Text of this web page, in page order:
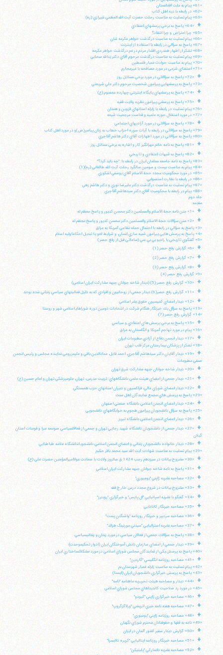
«61» پيام به ملت افغانستان
«62» در رابطه با ديه اهل كتاب
«63» پيام تسليت به مناسبت رحلت حضرت آيت الله العظمي شيرازي (ره)
+
«64» پاسخ به برخي پرسشهاي اعتقادي
«65» چرا اعتراض و چرا انتقاد؟
«66» پيام تسليت به مناسبت درگذشت خواهر مكرمه شان
«67» پاسخ به سؤالي در رابطه با استفاده از اينترنت
«68» تشكر از اظهار همدردي اقشار مردم در غم درگذشت خواهر مكرمه
«69» پيام تسليت به مناسبت درگذشت مرحوم آقاي دكتر يدالله سحابي
«70» پيام به مناسبت حوادث غمبار فلسطين
«71» استفتاي شرعي در مورد مصافحه با غيرمحارم
+
«72» پاسخ به سؤالاتي در مورد برخي مسائل روز
«73» پاسخ به پرسشهايي پيرامون شخصيت مرحوم دكتر علي شريعتي
+ «74» پاسخ به پرسشهاي پايگاه اينترنتي چهارده معصوم (ع)
+
«75» پاسخ به پرسشي پيرامون نظريه ولايت فقيه
«76» پيام تسليت در رابطه با زلزله استانهاي قزوين و همدان
«77» در مورد استقلال حوزه علميه و قداست مرجعيت شيعه
+
«78» پاسخ به سؤالاتي در مورد آزاديهاي اجتماعي
«79» پاسخ به سؤالاتي در رابطه با آيات سوره احزاب خطاب به زنان پيامبر(ص)و در مورد اهل كتاب
«80» پاسخ به سؤالاتي در مورد اظهارات آقاي دكتر هاشم آقاجري
+ «81» پاسخ به نامه خانم مهرانگيز كار و اشاره به برخي مسائل روز
+
«82» پاسخ به شبهات اعتقادي و تاريخي
«83» پاسخ به نامه جامعه معلمان ايران در رابطه با: "چه بايد كرد؟"
«84» پيام به مناسبت بيست و سومين سالگرد رحلت آيت الله طالقاني (ره)(1)
«85» در مورد محكوميت مجدد حجة الاسلام آقاي يوسفي اشكوري
«86» در رابطه با نظارت استصوابي
«87» پيام تسليت به مناسبت درگذشت دكتر عليرضا نوري و دكتر هاشم زهي
«88» پيام در رابطه با محكوميت آقاي دكتر سيدهاشم آقاجري
جلد دوم
مقدمه:
+ «1» متن نامه حجة الاسلام والمسلمين دكتر محسن كديور و پاسخ معظم له
+
«2» متن سؤالات حجة الاسلام والمسلمين دكتر محسن كديور و پاسخ معظم له
«3» پاسخ به سؤالي در رابطه با احتمال حمله نظامي آمريكا به عراق
«4» پاسخ به پرسش هايي پيرامون شبيه سازي انسان، و شرايط لغو يا تبديل احكاماوليه اسلام
«5» گفتگوي تاريخي با راديو بي بي سي (ساعاتي قبل از رفع حصر)
+ «6» گزارش رفع حصر (1)
+ «7» گزارش رفع حصر (2)
+
«8» گزارش رفع حصر (3)
«9» گزارش رفع حصر (4)
+ «10» گزارش رفع حصر (5) (ديدار شاخه جوانان جبهه مشاركت ايران اسلامي)
+ «11» گزارش رفع حصر(6) ديدار جمعي از روحانيون و افرادي كه به دليل فعاليتهاي سياسي زنداني شده بودند.
+
«12» ديدار اعضاي كميسيون حقوق بشر اسلامي
«13» پاسخ به سؤال يك خبرنگار هنگام شركت در انتخابات دومين دوره شوراهاياسلامي شهر و روستا
«14» گزارش رفع حصر (7)
+
«15» پاسخ به برخي پرسش هاي اعتقادي و سياسي
«16» پيام در مورد تهاجم آمريكا و انگلستان به عراق
+
«17» ديدار انجمن دفاع از آزادي مطبوعات ايران
«18» تشكر از پزشكان بيمارستان مركز قلب تهران
+
«19» ديدار آقايان دكتر سيدهاشم آقاجري، احمد قابل، عمادالدين باقي و عليمزروعي نماينده مجلس و رئيس انجمن
صنفي مطبوعات
+ «20» ديدار شاخه جوانان جبهه مشاركت شرق تهران
+ «21» ديدار جمعي از اعضاي هيئت علمي دانشگاههاي: تربيت مدرس، تهران، علومپزشكي تهران و امام حسين (ع)
+
«22» ديدار اعضاي شوراي عالي، فراكسيون و دبيران استانهاي حزب همبستگي
«23» پاسخ به پرسش هاي مجمع نمايندگان اهل سنت
+
«24» ديدار اعضاي انجمن اسلامي دانشگاه صنعتي اصفهان
«25» پاسخ به سؤال دانشجويان پيرامون هجوم به خوابگاههاي دانشجويي
+ «26» ديدار اعضاي انجمن اسلامي دانشگاه تبريز
+
«27» ديدار جمعي از دانشجويان دانشگاه شهيد رجايي تهران و جمعي از فعالانسياسي صومعه سرا و فومنات استان
گيلان
+
«28» ديدار خانواده دانشجويان زنداني و اعضاي انجمن اسلامي دانشجوياندانشگاه علامه طباطبايي
«29» پيام تسليت به مناسبت شهادت آيت الله سيد محمد باقر حكيم
+ «30» مشروح بيانات در سيزدهم رجب 1424 ق سالروز ولادت با سعادت مولااميرالمؤمنين حضرت علي (ع)
+ «31» پاسخ به نامه شاخه جوانان جبهه مشاركت ايران اسلامي
+ «32» مصاحبه نشريه ژاپني "يوميوري"
+ «33» مشروح بيانات در شروع مجدد درس خارج فقه
+ «34» گفتگو با نشريه اسپانيايي "ال پايس" و خبرگزاري "رويترز"
+ «35» مصاحبه خبرنگار كانادايي
+ «36» مصاحبه سردبير و خبرنگار روزنامه "واشنگتن پست"
+ «37» مصاحبه نشريه استراليايي "سيدني مورنينگ هرالد"
+ «38» پاسخ به سؤالات جمعي از فعالان سياسي در مورد زندان و زندانيسياسي
+
«39» ديدار جمعي از اعضاي سازمان دانش آموختگان ايران (ادوار تحكيموحدت)
«40» پاسخ به پرسش يكي از نمايندگان مجلس شوراي اسلامي در مورد مشكلاتساختاري ايران
+
«41» مصاحبه روزنامه انگليسي "گاردين"
«42» پيام تسليت به مناسبت زلزله غمبار شهرستان بم
«43» پاسخ به پرسش خبرگزاري دانشجويان ايران (ايسنا)
+
«44» ديدار و مصاحبه هيئت تحريريه ماهنامه "نامه"
«45» در مورد رد صلاحيت كانديداهاي مجلس شوراي اسلامي
+ «46» مصاحبه خبرگزاري ژاپني "كيودو"
+ «47» مصاحبه هفته نامه خبري اتريشي "ورلاگزگروپ"
+
«48» مصاحبه روزنامه ژاپني "يوميوري"
«49» نامه به فقها و حقوقدانان محترم شوراي نگهبان
+ «50» گزارش ديدار سفير كشور آلمان در ايران
+ «51» مصاحبه خبرنگار روزنامه ايتاليايي "كريره دلايسرا"
+
«52» مصاحبه نشريه دانماركي "پليتيكن"
وب سایت رسمی آیت‌الله منتظری
ایران ، ، میدان مصلّی، بلوار شهید محمّد منتظری، كوچه
شماره ٨
کد پستی: 3713744381